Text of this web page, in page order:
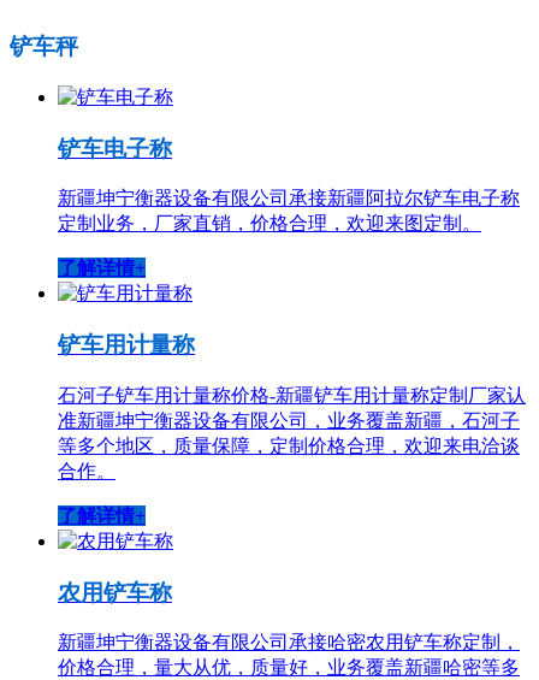
铲车秤
铲车电子称
新疆坤宁衡器设备有限公司承接新疆阿拉尔铲车电子称
定制业务，厂家直销，价格合理，欢迎来图定制。
了解详情+
铲车用计量称
石河子铲车用计量称价格-新疆铲车用计量称定制厂家认
准新疆坤宁衡器设备有限公司，业务覆盖新疆，石河子
等多个地区，质量保障，定制价格合理，欢迎来电洽谈
合作。
了解详情+
农用铲车称
新疆坤宁衡器设备有限公司承接哈密农用铲车称定制，
价格合理，量大从优，质量好，业务覆盖新疆哈密等多